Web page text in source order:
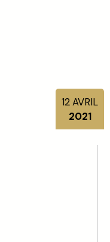
12AVRIL
2021